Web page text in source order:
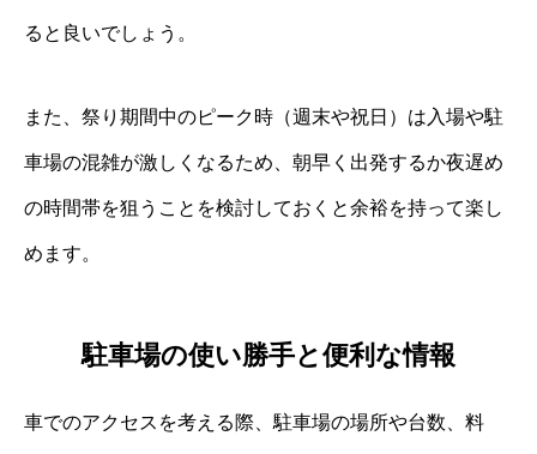
ると良いでしょう。
また、祭り期間中のピーク時（週末や祝日）は入場や駐
車場の混雑が激しくなるため、朝早く出発するか夜遅め
の時間帯を狙うことを検討しておくと余裕を持って楽し
めます。
駐車場の使い勝手と便利な情報
車でのアクセスを考える際、駐車場の場所や台数、料